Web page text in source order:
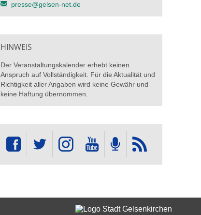
presse@gelsen-net.de
HINWEIS
Der Veranstaltungskalender erhebt keinen
Anspruch auf Vollständigkeit. Für die Aktualität und
Richtigkeit aller Angaben wird keine Gewähr und
keine Haftung übernommen.